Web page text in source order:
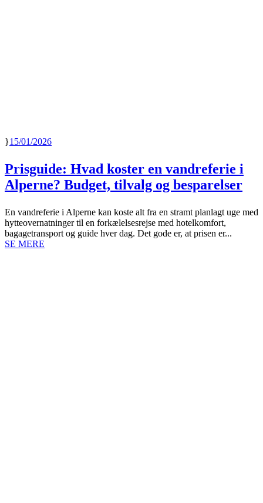
15/01/2026
Prisguide: Hvad koster en vandreferie i
Alperne? Budget, tilvalg og besparelser
En vandreferie i Alperne kan koste alt fra en stramt planlagt uge med
hytteovernatninger til en forkælelsesrejse med hotelkomfort,
bagagetransport og guide hver dag. Det gode er, at prisen er...
SE MERE